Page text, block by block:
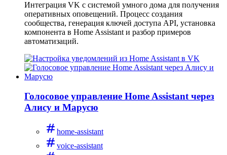
Интеграция VK с системой умного дома для получения
оперативных оповещений. Процесс создания
сообщества, генерация ключей доступа API, установка
компонента в Home Assistant и разбор примеров
автоматизаций.
Голосовое управление Home Assistant через
Алису и Марусю
home-assistant
voice-assistant